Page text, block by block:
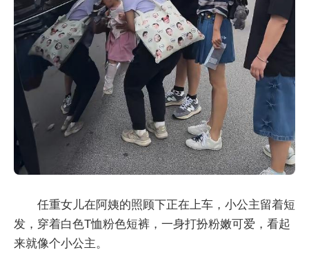
任重女儿在阿姨的照顾下正在上车，小公主留着短
发，穿着白色T恤粉色短裤，一身打扮粉嫩可爱，看起
来就像个小公主。